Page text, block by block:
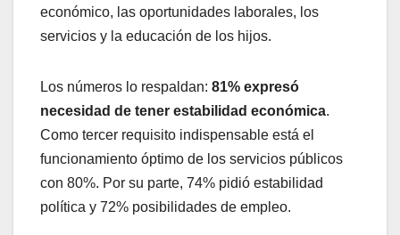
económico, las oportunidades laborales, los
servicios y la educación de los hijos.
Los números lo respaldan: 81% expresó
necesidad de tener estabilidad económica.
Como tercer requisito indispensable está el
funcionamiento óptimo de los servicios públicos
con 80%. Por su parte, 74% pidió estabilidad
política y 72% posibilidades de empleo.